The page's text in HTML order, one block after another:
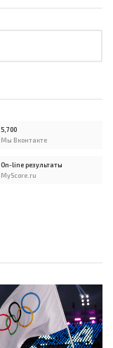
5,700
Мы Вконтакте
On-line результаты
MyScore.ru